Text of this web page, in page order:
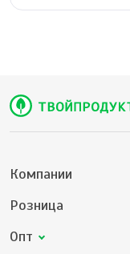
Компании
Розница
Опт